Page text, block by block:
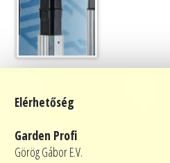
Elérhetőség
Garden Profi
Görög Gábor E.V.